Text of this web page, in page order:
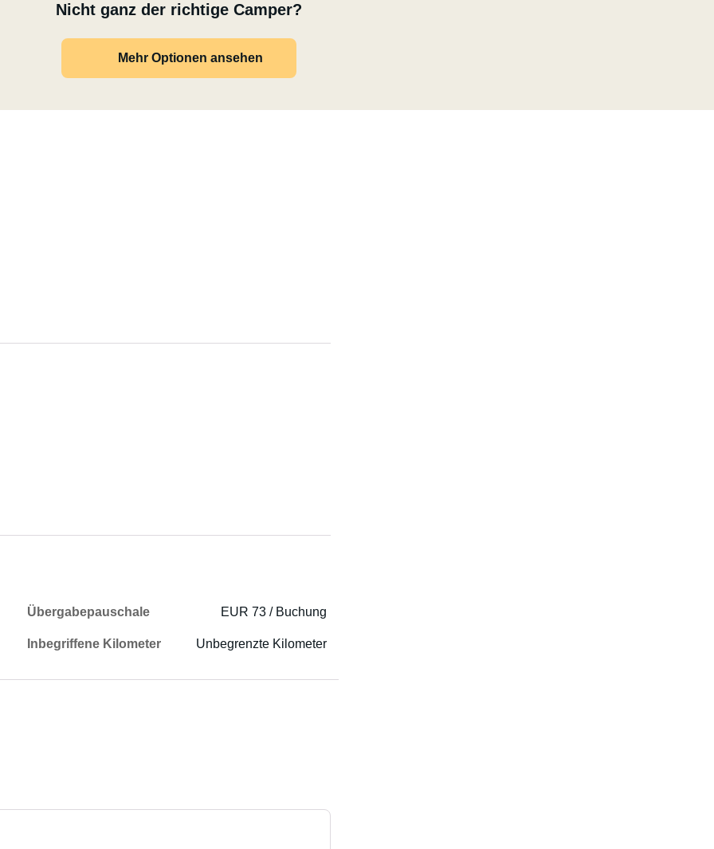
Nicht ganz der richtige Camper?
Mehr Optionen ansehen
Übergabepauschale EUR 73 / Buchung
Inbegriffene Kilometer Unbegrenzte Kilometer